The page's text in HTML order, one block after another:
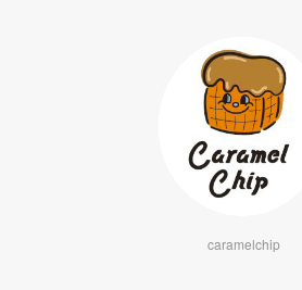
caramelchip